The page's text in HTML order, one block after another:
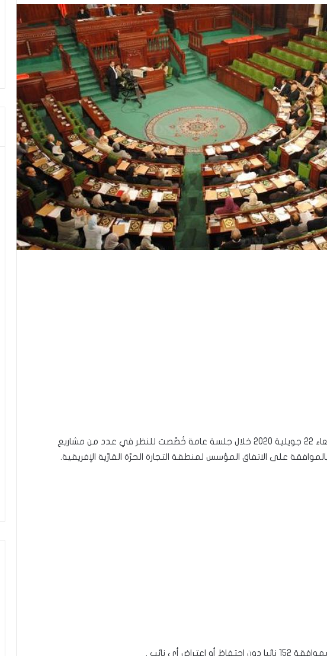
صادق مجلس نواب الشعب اليوم الاربعاء 22 جويلية 2020 خلال جلسة عامة خُصّصت للنظر في عدد من مشاريع
على الاتفاق المؤسس لمنطقة التجارة الحرّة القارّية الإفريقية.
أي نائب .